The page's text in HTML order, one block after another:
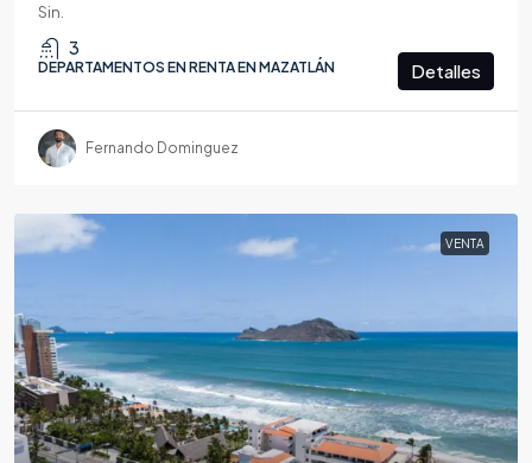
Sin.
3
DEPARTAMENTOS EN RENTA EN MAZATLÁN Detalles
Fernando Dominguez
VENTA